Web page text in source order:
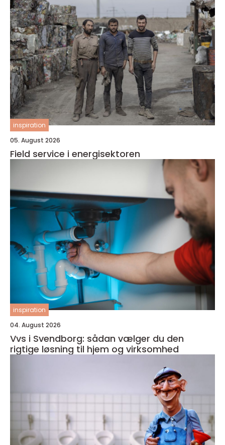
inspiration
05. August 2026
Field service i energisektoren
inspiration
04. August 2026
Vvs i Svendborg: sådan vælger du den
rigtige løsning til hjem og virksomhed